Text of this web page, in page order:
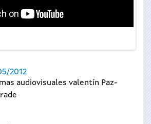
2012
audiovisuales valentín Paz-